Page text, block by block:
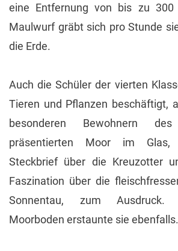
eine Entfernung von bis zu
Maulwurf gräbt sich pro Stunde
die Erde.
Auch die Schüler der vierten
Tieren und Pflanzen beschäftigt,
besonderen Bewohnern
präsentierten Moor im Glas,
Steckbrief über die Kreuzotter
Faszination über die
Sonnentau, zum Ausdruck.
Moorboden erstaunte sie ebenfalls.